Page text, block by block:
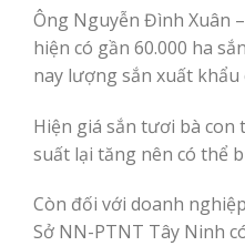
Ông Nguyễn Đình Xuân
hiện có gần 60.000 ha
nay lượng sắn xuất
Hiện giá sắn tươi bà
suất lại tăng nên có thể
Còn đối với doanh
Sở NN-PTNT Tây Ninh